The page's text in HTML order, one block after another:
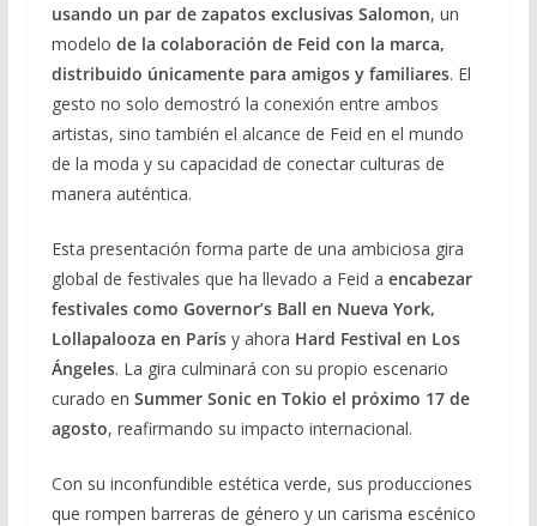
usando un par de zapatos exclusivas Salomon, un
modelo de la colaboración de Feid con la marca,
distribuido únicamente para amigos y familiares. El
gesto no solo demostró la conexión entre ambos
artistas, sino también el alcance de Feid en el mundo
de la moda y su capacidad de conectar culturas de
manera auténtica.
Esta presentación forma parte de una ambiciosa gira
global de festivales que ha llevado a Feid a encabezar
festivales como Governor’s Ball en Nueva York,
Lollapalooza en Parísy ahora Hard Festival en Los
Ángeles. La gira culminará con su propio escenario
curado en Summer Sonic en Tokio el próximo 17 de
agosto, reafirmando su impacto internacional.
Con su inconfundible estética verde, sus producciones
que rompen barreras de género y un carisma escénico